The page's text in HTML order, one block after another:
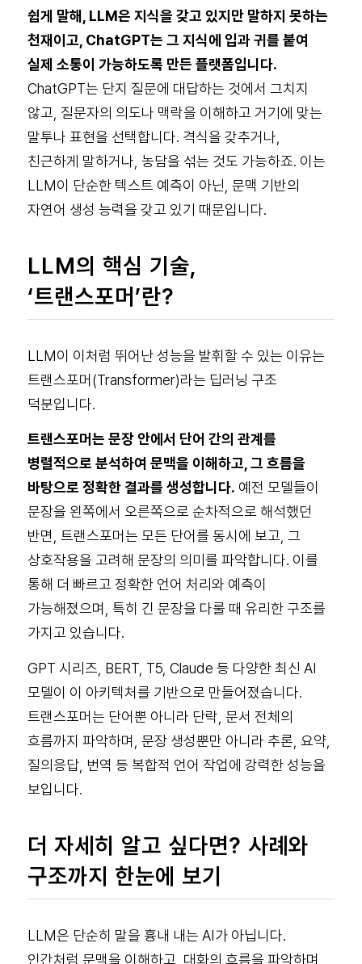
쉽게 말해, LLM은 지식을 갖고 있지만 말하지 못하는
천재이고, ChatGPT는 그 지식에 입과 귀를 붙여
실제 소통이 가능하도록 만든 플랫폼입니다.
ChatGPT는 단지 질문에 대답하는 것에서 그치지
않고, 질문자의 의도나 맥락을 이해하고 거기에 맞는
말투나 표현을 선택합니다. 격식을 갖추거나,
친근하게 말하거나, 농담을 섞는 것도 가능하죠. 이는
LLM이 단순한 텍스트 예측이 아닌, 문맥 기반의
자연어 생성 능력을 갖고 있기 때문입니다.
LLM의 핵심 기술,
‘트랜스포머’란?
LLM이 이처럼 뛰어난 성능을 발휘할 수 있는 이유는
트랜스포머(Transformer)라는 딥러닝 구조
덕분입니다.
트랜스포머는 문장 안에서 단어 간의 관계를
병렬적으로 분석하여 문맥을 이해하고, 그 흐름을
바탕으로 정확한 결과를 생성합니다. 예전 모델들이
문장을 왼쪽에서 오른쪽으로 순차적으로 해석했던
반면, 트랜스포머는 모든 단어를 동시에 보고, 그
상호작용을 고려해 문장의 의미를 파악합니다. 이를
통해 더 빠르고 정확한 언어 처리와 예측이
가능해졌으며, 특히 긴 문장을 다룰 때 유리한 구조를
가지고 있습니다.
GPT 시리즈, BERT, T5, Claude 등 다양한 최신 AI
모델이 이 아키텍처를 기반으로 만들어졌습니다.
트랜스포머는 단어뿐 아니라 단락, 문서 전체의
흐름까지 파악하며, 문장 생성뿐만 아니라 추론, 요약,
질의응답, 번역 등 복합적 언어 작업에 강력한 성능을
보입니다.
더 자세히 알고 싶다면? 사례와
구조까지 한눈에 보기
LLM은 단순히 말을 흉내 내는 AI가 아닙니다.
인간처럼 문맥을 이해하고, 대화의 흐름을 파악하며,